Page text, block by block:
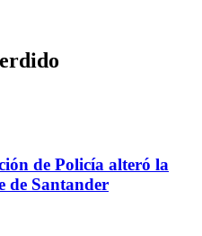
de Policía alteró la
de Santander